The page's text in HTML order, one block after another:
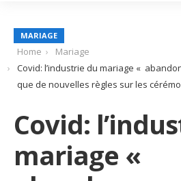
MARIAGE
Home
Mariage
Covid: l’industrie du mariage «
que de nouvelles règles sur les
Covid:
mariage «